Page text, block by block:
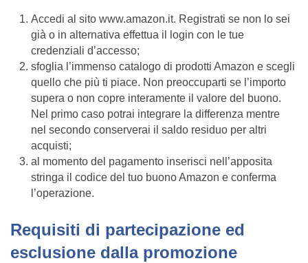
Accedi al sito www.amazon.it. Registrati se non lo sei
già o in alternativa effettua il login con le tue
credenziali d’accesso;
sfoglia l’immenso catalogo di prodotti Amazon e scegli
quello che più ti piace. Non preoccuparti se l’importo
supera o non copre interamente il valore del buono.
Nel primo caso potrai integrare la differenza mentre
nel secondo conserverai il saldo residuo per altri
acquisti;
al momento del pagamento inserisci nell’apposita
stringa il codice del tuo buono Amazon e conferma
l’operazione.
Requisiti di partecipazione ed
esclusione dalla promozione